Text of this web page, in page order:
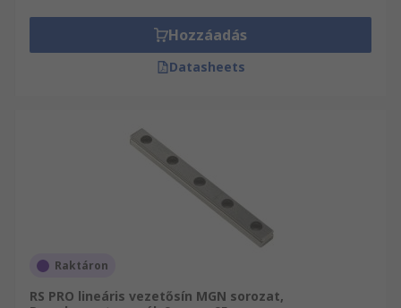
Hozzáadás
Datasheets
Raktáron
RS PRO lineáris vezetősín MGN sorozat,